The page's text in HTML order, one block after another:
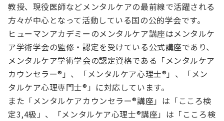
教授、現役医師などメンタルケアの最前線で活躍される
方々が中心となって活動している国の公的学会です。
ヒューマンアカデミーのメンタルケア講座はメンタルケ
ア学術学会の監修・認定を受けている公式講座であり、
メンタルケア学術学会の認定資格である「メンタルケア
カウンセラー®」、「メンタルケア心理士®」、「メン
タルケア心理専門士®」に対応しています。
また「メンタルケアカウンセラー®講座」は「こころ検
定3,4級」、「メンタルケア心理士®講座」は「こころ検